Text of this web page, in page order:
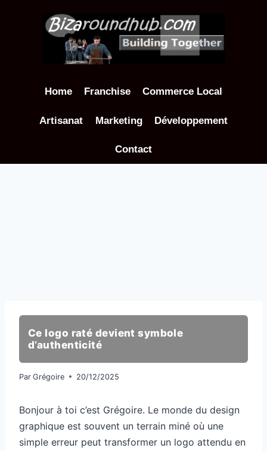
Home Franchise Commerce Local
Artisanat Marketing Développement
Contact
Ce logo raté devient symbole
d’authenticité
Par Grégoire 20/12/2025
Bonjour à toi c’est Grégoire. Le monde du design
graphique est souvent un terrain miné où une
simple erreur peut transformer un logo attendu en